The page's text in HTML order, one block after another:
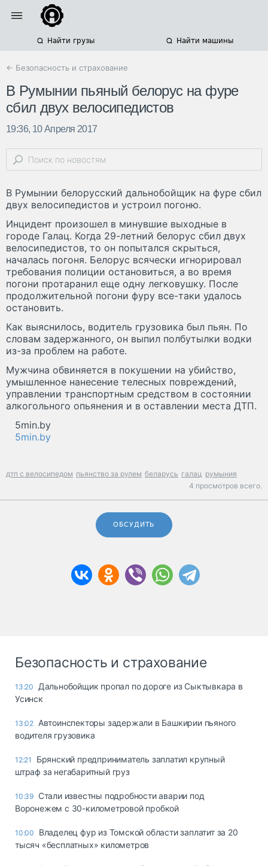
Найти грузы Найти машины
← Безопасность и страхование
В Румынии пьяный белорус на фуре
сбил двух велосипедистов
19:36, 10 Апреля 2017
В Румынии белорусский дальнобойщик на фуре сбил
двух велосипедистов и устроил погоню.
Инцидент произошел в минувшие выходные в
городе Галац. Когда 29-летний белорус сбил двух
велосипедистов, то он попытался скрыться,
началась погоня. Белорус всячески игнорировал
требования полиции остановиться, а во время
погони протаранил еще одну легковушку. После
продолжительной погони фуру все-таки удалось
остановить.
Как выяснилось, водитель грузовика был пьян. По
словам задержанного, он выпил полбутылки водки
из-за проблем на работе.
Мужчина обвиняется в покушении на убийство,
умышленное нанесение телесных повреждений,
управлении транспортным средством в состоянии
алкогольного опьянения и в оставлении места ДТП.
5min.by
5min.by
дтп с велосипедом пьянство за рулем беларусь галац румыния
4 просмотров всего.
ОБСУДИТЬ
Безопасность и страхование
13:20
Дальнобойщик пропал по дороге из Сыктывкара в
Усинск
13:02 Автоинспекторы задержали в Башкирии пьяного
водителя грузовика
12:21
Брянский предприниматель заплатил крупный
штраф за негабаритный груз
10:39 Стали известны подробности аварии под
Воронежем с 30-километровой пробкой
10:00
Владелец фур из Томской области заплатит за 20
тысяч «бесплатных» километров